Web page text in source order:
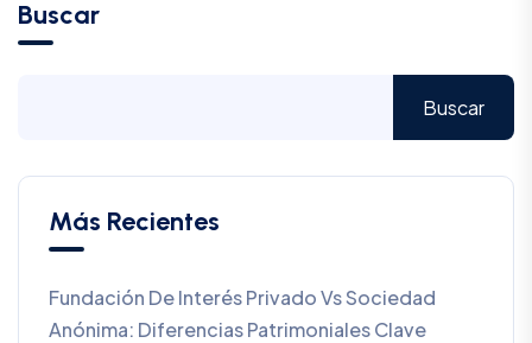
Buscar
Buscar
Más Recientes
Fundación De Interés Privado Vs Sociedad
Anónima: Diferencias Patrimoniales Clave